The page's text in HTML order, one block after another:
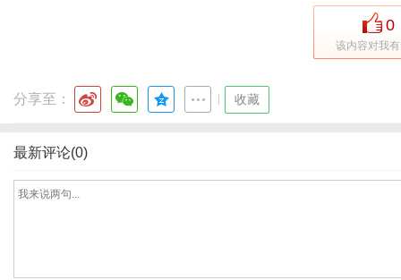
0
该内容对我
分享至： 收藏
最新评论(0)